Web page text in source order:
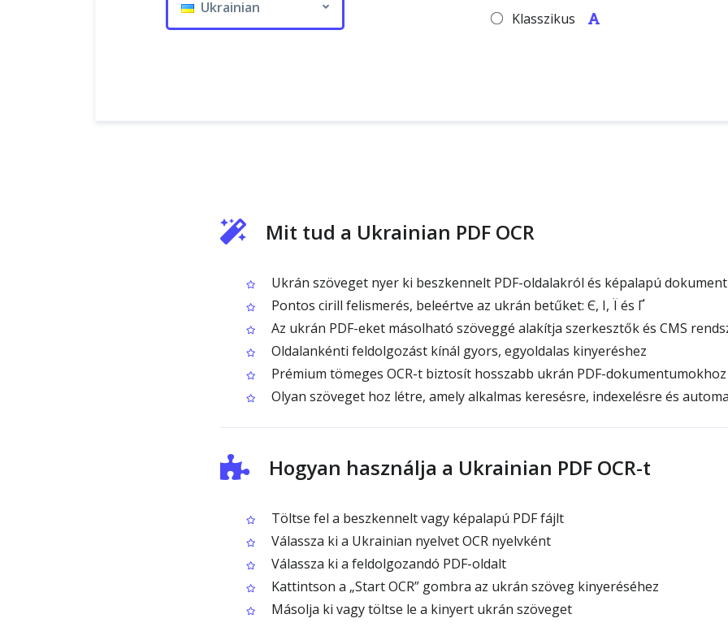
Ukrainian
Klasszikus
Mit tud a Ukrainian PDF OCR
Ukrán szöveget nyer ki beszkennelt PDF-oldalakról és képalapú
Pontos cirill felismerés, beleértve az ukrán betűket: Є, І, Ї és Ґ
Az ukrán PDF-eket másolható szöveggé alakítja szerkesztők és CMS
Oldalankénti feldolgozást kínál gyors, egyoldalas kinyeréshez
Prémium tömeges OCR-t biztosít hosszabb ukrán PDF-dokumentumokhoz
Olyan szöveget hoz létre, amely alkalmas keresésre, indexelésre és
Hogyan használja a Ukrainian PDF OCR-t
Töltse fel a beszkennelt vagy képalapú PDF fájlt
Válassza ki a Ukrainian nyelvet OCR nyelvként
Válassza ki a feldolgozandó PDF-oldalt
Kattintson a „Start OCR” gombra az ukrán szöveg kinyeréséhez
Másolja ki vagy töltse le a kinyert ukrán szöveget